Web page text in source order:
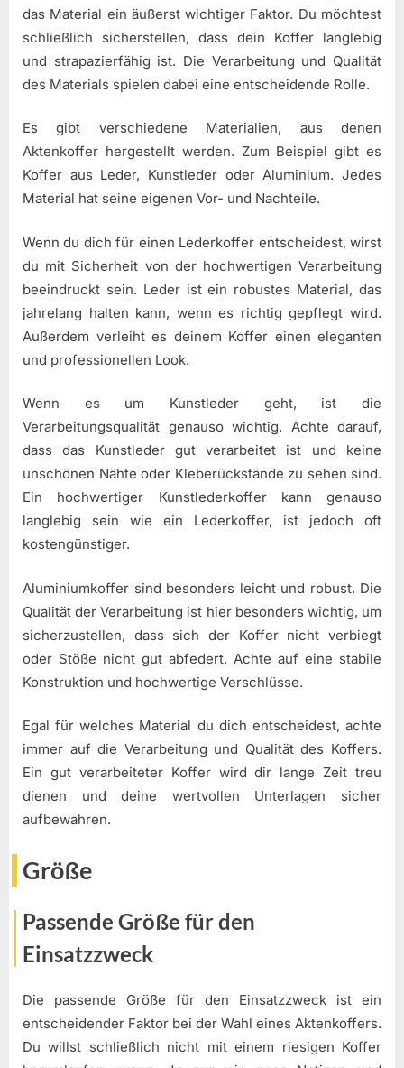
das Material ein äußerst wichtiger Faktor. Du möchtest
schließlich sicherstellen, dass dein Koffer langlebig
und strapazierfähig ist. Die Verarbeitung und Qualität
des Materials spielen dabei eine entscheidende Rolle.
Es gibt verschiedene Materialien, aus denen
Aktenkoffer hergestellt werden. Zum Beispiel gibt es
Koffer aus Leder, Kunstleder oder Aluminium. Jedes
Material hat seine eigenen Vor- und Nachteile.
Wenn du dich für einen Lederkoffer entscheidest, wirst
du mit Sicherheit von der hochwertigen Verarbeitung
beeindruckt sein. Leder ist ein robustes Material, das
jahrelang halten kann, wenn es richtig gepflegt wird.
Außerdem verleiht es deinem Koffer einen eleganten
und professionellen Look.
Wenn es um Kunstleder geht, ist die
Verarbeitungsqualität genauso wichtig. Achte darauf,
dass das Kunstleder gut verarbeitet ist und keine
unschönen Nähte oder Kleberückstände zu sehen sind.
Ein hochwertiger Kunstlederkoffer kann genauso
langlebig sein wie ein Lederkoffer, ist jedoch oft
kostengünstiger.
Aluminiumkoffer sind besonders leicht und robust. Die
Qualität der Verarbeitung ist hier besonders wichtig, um
sicherzustellen, dass sich der Koffer nicht verbiegt
oder Stöße nicht gut abfedert. Achte auf eine stabile
Konstruktion und hochwertige Verschlüsse.
Egal für welches Material du dich entscheidest, achte
immer auf die Verarbeitung und Qualität des Koffers.
Ein gut verarbeiteter Koffer wird dir lange Zeit treu
dienen und deine wertvollen Unterlagen sicher
aufbewahren.
Größe
Passende Größe für den
Einsatzzweck
Die passende Größe für den Einsatzzweck ist ein
entscheidender Faktor bei der Wahl eines Aktenkoffers.
Du willst schließlich nicht mit einem riesigen Koffer